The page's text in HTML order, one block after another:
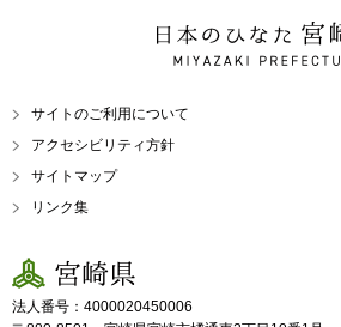
日本のひなた 宮崎県
MIYAZAKI
サイトのご利用について
アクセシビリティ方針
サイトマップ
リンク集
宮崎県
法人番号：4000020450006